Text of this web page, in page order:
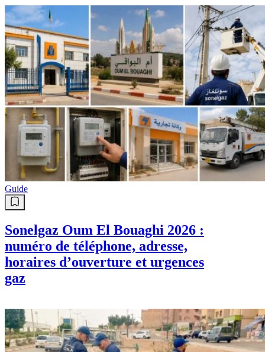
Guide
Sonelgaz Oum El Bouaghi 2026 :
numéro de téléphone, adresse,
horaires d’ouverture et urgences